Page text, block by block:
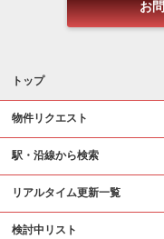
お
トップ
物件リクエスト
駅・沿線から検索
リアルタイム更新一覧
検討中リスト